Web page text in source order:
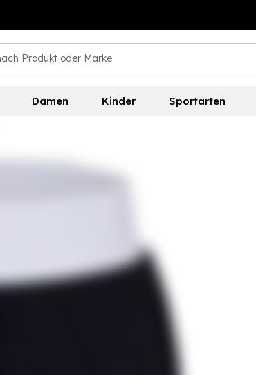
Damen Kinder Sportarten